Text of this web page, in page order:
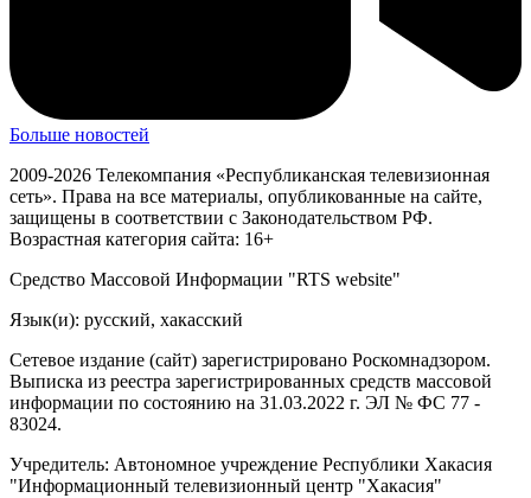
Больше новостей
2009-2026 Телекомпания «Республиканская телевизионная
сеть». Права на все материалы, опубликованные на сайте,
защищены в соответствии с Законодательством РФ.
Возрастная категория сайта: 16+
Средство Массовой Информации "RTS website"
Язык(и): русский, хакасский
Сетевое издание (сайт) зарегистрировано Роскомнадзором.
Выписка из реестра зарегистрированных средств массовой
информации по состоянию на 31.03.2022 г. ЭЛ № ФС 77 -
83024.
Учредитель: Автономное учреждение Республики Хакасия
"Информационный телевизионный центр "Хакасия"